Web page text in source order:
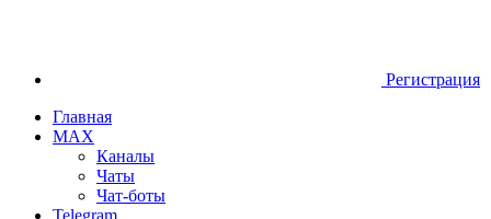
Регистрация
Главная
MAX
Каналы
Чаты
Чат-боты
Telegram